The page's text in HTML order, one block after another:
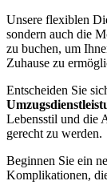
Unsere flexiblen
sondern auch die
zu buchen, um
Zuhause zu
Entscheiden Sie
Lebensstil und die
gerecht zu werden.
Beginnen Sie ein
Komplikationen,